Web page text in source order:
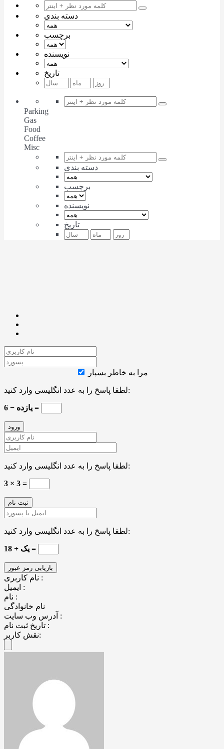
دسته بندی
برچسب
نویسنده
تاریخ
Parking
Gas
Food
Coffee
Misc
دسته بندی
برچسب
نویسنده
تاریخ
مرا به خاطر بسپار
لطفا پاسخ را به عدد انگلیسی وارد کنید:
یازده − 6 =
لطفا پاسخ را به عدد انگلیسی وارد کنید:
3 × 3 =
لطفا پاسخ را به عدد انگلیسی وارد کنید:
18 + یک =
نام کاربری :
ایمیل :
نام :
نام خانوادگی
آدرس وب سایت :
تاریخ ثبت نام :
نقش کاربر: